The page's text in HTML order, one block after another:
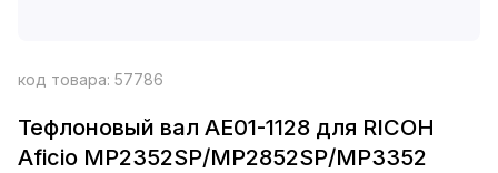
код товара: 57786
Тефлоновый вал AE01-1128 для RICOH
Aficio MP2352SP/MP2852SP/MP3352